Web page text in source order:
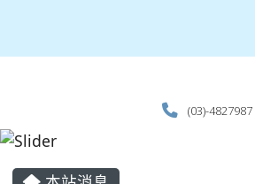
(03)-4827987
主內容區域